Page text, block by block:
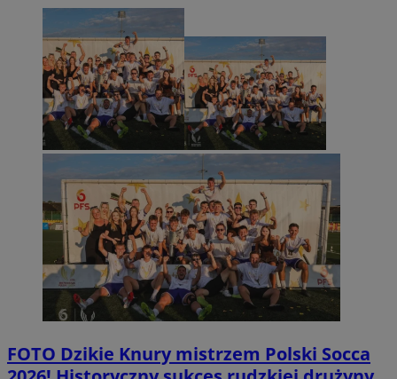
FOTO Dzikie Knury mistrzem Polski Socca